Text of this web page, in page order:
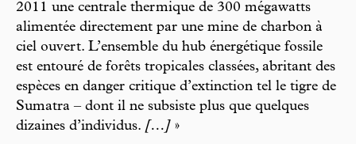
2011 une centrale thermique de 300 mégawatts
alimentée directement par une mine de charbon à
ciel ouvert. L’ensemble du hub énergétique fossile
est entouré de forêts tropicales classées, abritant des
espèces en danger critique d’extinction tel le tigre de
Sumatra – dont il ne subsiste plus que quelques
dizaines d’individus. […] »